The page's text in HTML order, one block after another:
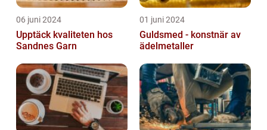
06 juni 2024
Upptäck kvaliteten hos
Sandnes Garn
01 juni 2024
Guldsmed - konstnär av
ädelmetaller